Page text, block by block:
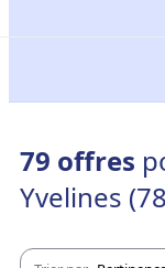
79 offres
Yvelines